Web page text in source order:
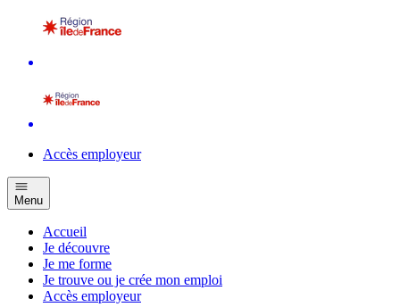
Accès employeur
Menu
Accueil
Je découvre
Je me forme
Je trouve ou je crée mon emploi
Accès employeur